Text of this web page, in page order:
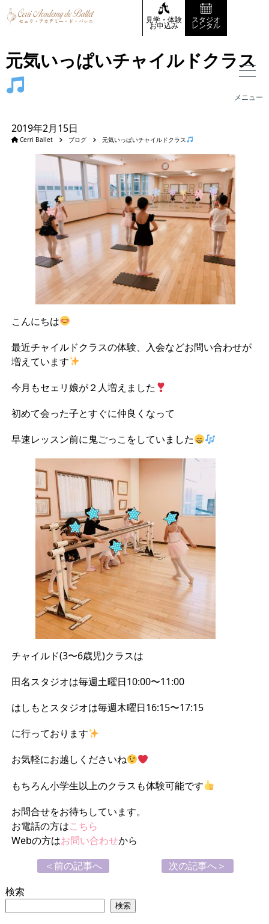
見学・体験
お申込み
スタジオ
レンタル
メニュー
元気いっぱいチャイルドクラス
2019年2月15日
Cerri Ballet ブログ 元気いっぱいチャイルドクラス
こんにちは
最近チャイルドクラスの体験、入会などお問い合わせが
増えています
今月もセェリ娘が２人増えました
初めて会った子とすぐに仲良くなって
早速レッスン前に鬼ごっこをしていました
チャイルド(3〜6歳児)クラスは
田名スタジオは毎週土曜日10:00〜11:00
はしもとスタジオは毎週木曜日16:15〜17:15
に行っております
お気軽にお越しくださいね
もちろん小学生以上のクラスも体験可能です
お問合せをお待ちしています。
お電話の方はこちら
Webの方はお問い合わせから
＜前の記事へ
次の記事へ＞
検索
検索